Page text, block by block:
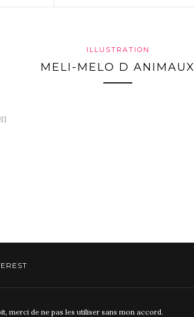
ILLUSTRATION
MELI-MELO D ANIMAUX
merci de ne pas les utiliser sans mon accord.